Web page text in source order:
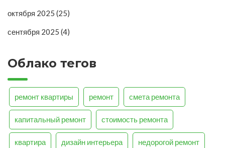
октября 2025 (25)
сентября 2025 (4)
Облако тегов
ремонт квартиры ремонт смета ремонта
капитальный ремонт стоимость ремонта
квартира дизайн интерьера недорогой ремонт